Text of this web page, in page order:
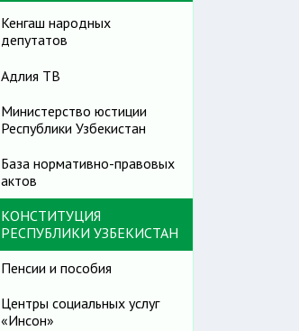
Кенгаш народных
депутатов
Адлия ТВ
Министерство юстиции
Республики Узбекистан
База нормативно-правовых
актов
КОНСТИТУЦИЯ
РЕСПУБЛИКИ УЗБЕКИСТАН
Пенсии и пособия
Центры социальных услуг
«Инсон»